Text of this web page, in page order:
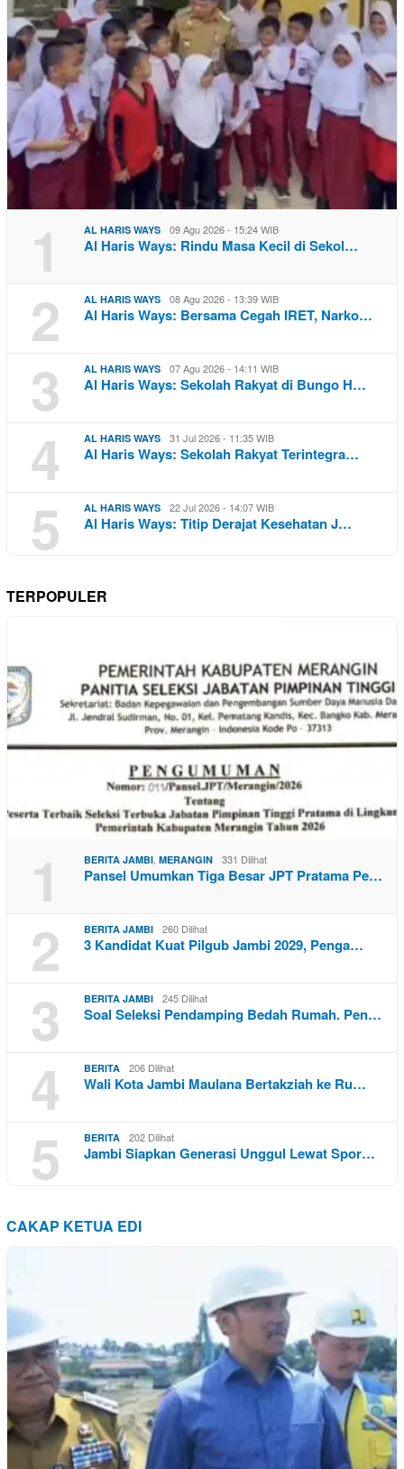
1 AL HARIS WAYS 09 Agu 2026 - 15:24 WIB
Al Haris Ways: Rindu Masa Kecil di Sekol…
2 AL HARIS WAYS 08 Agu 2026 - 13:39 WIB
Al Haris Ways: Bersama Cegah IRET, Narko…
3 AL HARIS WAYS 07 Agu 2026 - 14:11 WIB
Al Haris Ways: Sekolah Rakyat di Bungo H…
4 AL HARIS WAYS 31 Jul 2026 - 11:35 WIB
Al Haris Ways: Sekolah Rakyat Terintegra…
5 AL HARIS WAYS 22 Jul 2026 - 14:07 WIB
Al Haris Ways: Titip Derajat Kesehatan J…
TERPOPULER
1 BERITA JAMBI, MERANGIN 331 Dilihat
Pansel Umumkan Tiga Besar JPT Pratama Pe…
2 BERITA JAMBI 260 Dilihat
3 Kandidat Kuat Pilgub Jambi 2029, Penga…
3 BERITA JAMBI 245 Dilihat
Soal Seleksi Pendamping Bedah Rumah. Pen…
4 BERITA 206 Dilihat
Wali Kota Jambi Maulana Bertakziah ke Ru…
5 BERITA 202 Dilihat
Jambi Siapkan Generasi Unggul Lewat Spor…
CAKAP KETUA EDI